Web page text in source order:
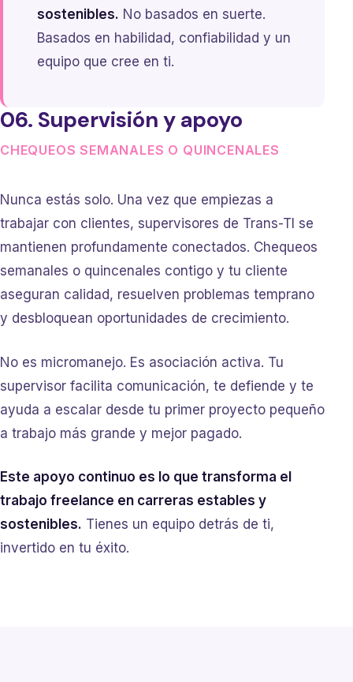
sostenibles. No basados en suerte.
Basados en habilidad, confiabilidad y un
equipo que cree en ti.
06. Supervisión y apoyo
CHEQUEOS SEMANALES O QUINCENALES
Nunca estás solo. Una vez que empiezas a
trabajar con clientes, supervisores de Trans-TI se
mantienen profundamente conectados. Chequeos
semanales o quincenales contigo y tu cliente
aseguran calidad, resuelven problemas temprano
y desbloquean oportunidades de crecimiento.
No es micromanejo. Es asociación activa. Tu
supervisor facilita comunicación, te defiende y te
ayuda a escalar desde tu primer proyecto pequeño
a trabajo más grande y mejor pagado.
Este apoyo continuo es lo que transforma el
trabajo freelance en carreras estables y
sostenibles. Tienes un equipo detrás de ti,
invertido en tu éxito.